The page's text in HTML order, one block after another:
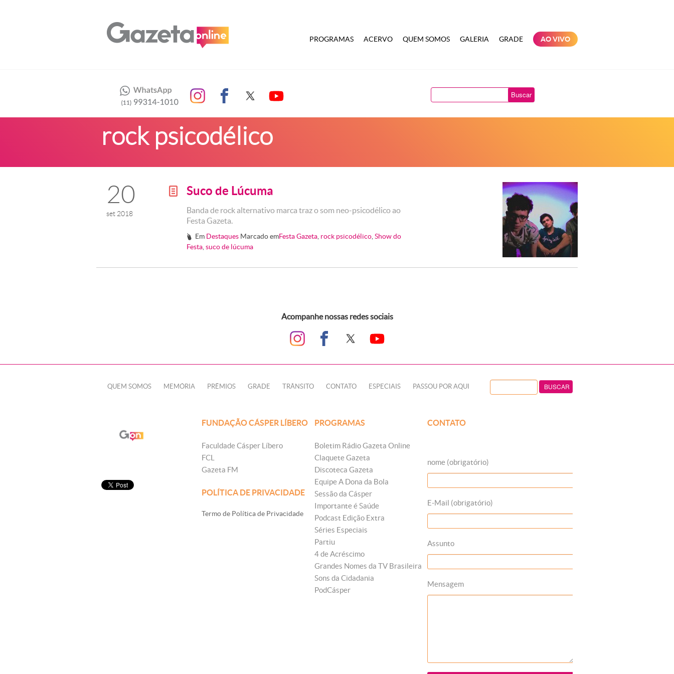
PROGRAMAS ACERVO QUEM SOMOS GALERIA GRADE AO VIVO
Buscar
rock psicodélico
20
set 2018
g Suco de Lúcuma
Banda de rock alternativo marca traz o som neo-psicodélico ao
Festa Gazeta.
# Em Destaques Marcado emFesta Gazeta rock psicodélico ,Show do
Festa suco de lúcuma
Acompanhe nossas redes sociais
QUEM SOMOS MEMÓRIA PRÊMIOS GRADE TRÂNSITO CONTATO ESPECIAIS PASSOU POR AQUI
FUNDAÇÃO CÁSPER LÍBERO
Faculdade Cásper Líbero
FCL
Gazeta FM
POLÍTICA DE PRIVACIDADE
Termo de Política de Privacidade
PROGRAMAS
Boletim Rádio Gazeta Online
Claquete Gazeta
Discoteca Gazeta
Equipe A Dona da Bola
Sessão da Cásper
Importante é Saúde
Podcast Edição Extra
Séries Especiais
Partiu
4 de Acréscimo
Grandes Nomes da TV Brasileira
Sons da Cidadania
PodCásper
CONTATO
nome (obrigatório)
E-Mail (obrigatório)
Assunto
Mensagem